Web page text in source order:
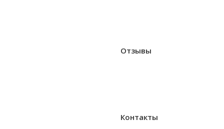
Отзывы
Контакты